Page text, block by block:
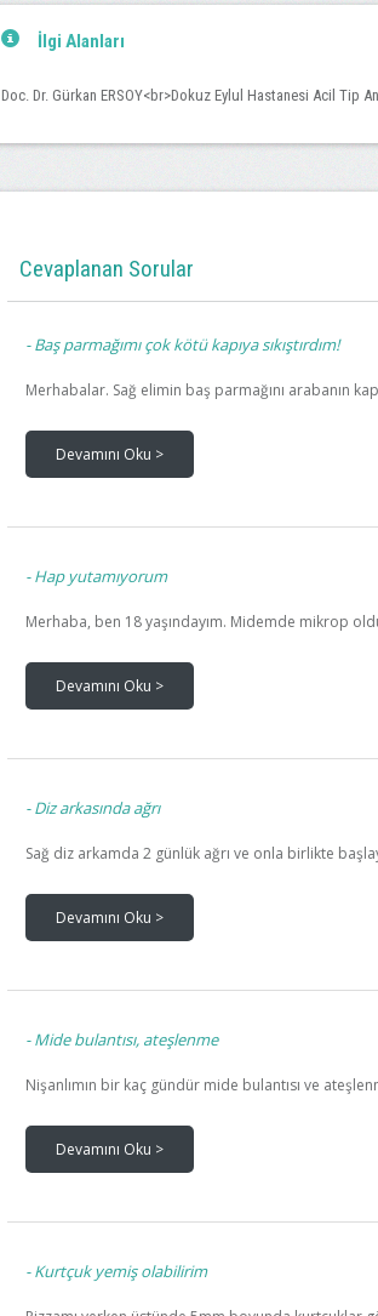
İlgi Alanları
Doc. Dr. Gürkan ERSOY<br>Dokuz Eylul Hastanesi Acil Tip
Cevaplanan Sorular
Baş parmağımı çok kötü kapıya sıkıştırdım!
Merhabalar. Sağ elimin baş parmağını arabanın
Devamını Oku >
Hap yutamıyorum
Merhaba, ben 18 yaşındayım. Midemde mikrop
Devamını Oku >
Diz arkasında ağrı
Sağ diz arkamda 2 günlük ağrı ve onla birlikte
Devamını Oku >
Mide bulantısı, ateşlenme
Nişanlımın bir kaç gündür mide bulantısı ve
Devamını Oku >
Kurtçuk yemiş olabilirim